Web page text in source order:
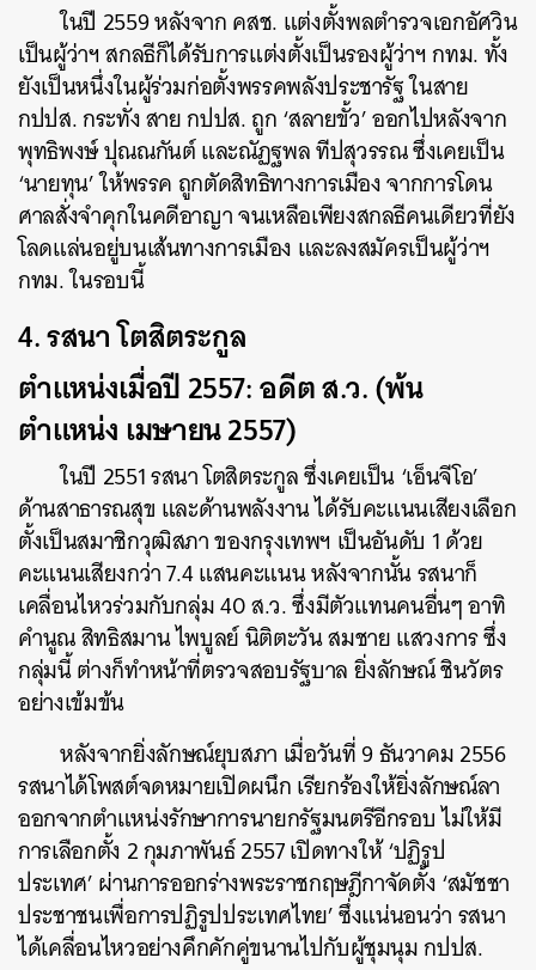
ในปี 2559 หลังจาก คสช. แต่งตั้งพลตำรวจเอกอัศวิน
เป็นผู้ว่าฯ สกลธีก็ได้รับการแต่งตั้งเป็นรองผู้ว่าฯ กทม. ทั้ง
ยังเป็นหนึ่งในผู้ร่วมก่อตั้งพรรคพลังประชารัฐ ในสาย
กปปส. กระทั่ง สาย กปปส. ถูก ‘สลายขั้ว’ ออกไปหลังจาก
พุทธิพงษ์ ปุณณกันต์ และณัฏฐพล ทีปสุวรรณ ซึ่งเคยเป็น
‘นายทุน’ ให้พรรค ถูกตัดสิทธิทางการเมือง จากการโดน
ศาลสั่งจำคุกในคดีอาญา จนเหลือเพียงสกลธีคนเดียวที่ยัง
โลดแล่นอยู่บนเส้นทางการเมือง และลงสมัครเป็นผู้ว่าฯ
กทม. ในรอบนี้
4. รสนา โตสิตระกูล
ตำแหน่งเมื่อปี 2557: อดีต ส.ว. (พ้น
ตำแหน่ง เมษายน 2557)
ในปี 2551 รสนา โตสิตระกูล ซึ่งเคยเป็น ‘เอ็นจีโอ’
ด้านสาธารณสุข และด้านพลังงาน ได้รับคะแนนเสียงเลือก
ตั้งเป็นสมาชิกวุฒิสภา ของกรุงเทพฯ เป็นอันดับ 1 ด้วย
คะแนนเสียงกว่า 7.4 แสนคะแนน หลังจากนั้น รสนาก็
เคลื่อนไหวร่วมกับกลุ่ม 40 ส.ว. ซึ่งมีตัวแทนคนอื่นๆ อาทิ
คำนูณ สิทธิสมาน ไพบูลย์ นิติตะวัน สมชาย แสวงการ ซึ่ง
กลุ่มนี้ ต่างก็ทำหน้าที่ตรวจสอบรัฐบาล ยิ่งลักษณ์ ชินวัตร
อย่างเข้มข้น
หลังจากยิ่งลักษณ์ยุบสภา เมื่อวันที่ 9 ธันวาคม 2556
รสนาได้โพสต์จดหมายเปิดผนึก เรียกร้องให้ยิ่งลักษณ์ลา
ออกจากตำแหน่งรักษาการนายกรัฐมนตรีอีกรอบ ไม่ให้มี
การเลือกตั้ง 2 กุมภาพันธ์ 2557 เปิดทางให้ ‘ปฏิรูป
ประเทศ’ ผ่านการออกร่างพระราชกฤษฎีกาจัดตั้ง ‘สมัชชา
ประชาชนเพื่อการปฏิรูปประเทศไทย’ ซึ่งแน่นอนว่า รสนา
ได้เคลื่อนไหวอย่างคึกคักคู่ขนานไปกับผู้ชุมนุม กปปส.
ค้นหา
SHARE TWEET LINE EMAIL